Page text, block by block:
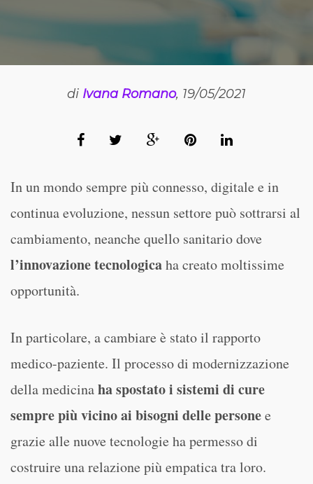
di Ivana Romano, 19/05/2021
In un mondo sempre più connesso, digitale e in
continua evoluzione, nessun settore può sottrarsi al
cambiamento, neanche quello sanitario dove
l’innovazione tecnologicaha creato moltissime
opportunità.
In particolare, a cambiare è stato il rapporto
medico-paziente. Il processo di modernizzazione
della medicinaha spostato i sistemi di cure
sempre più vicino ai bisogni delle personee
grazie alle nuove tecnologie ha permesso di
costruire una relazione più empatica tra loro.